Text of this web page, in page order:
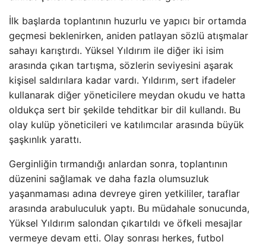
İlk başlarda toplantının huzurlu ve yapıcı bir ortamda
geçmesi beklenirken, aniden patlayan sözlü atışmalar
sahayı karıştırdı. Yüksel Yıldırım ile diğer iki isim
arasında çıkan tartışma, sözlerin seviyesini aşarak
kişisel saldırılara kadar vardı. Yıldırım, sert ifadeler
kullanarak diğer yöneticilere meydan okudu ve hatta
oldukça sert bir şekilde tehditkar bir dil kullandı. Bu
olay kulüp yöneticileri ve katılımcılar arasında büyük
şaşkınlık yarattı.
Gerginliğin tırmandığı anlardan sonra, toplantının
düzenini sağlamak ve daha fazla olumsuzluk
yaşanmaması adına devreye giren yetkililer, taraflar
arasında arabuluculuk yaptı. Bu müdahale sonucunda,
Yüksel Yıldırım salondan çıkartıldı ve öfkeli mesajlar
vermeye devam etti. Olay sonrası herkes, futbol